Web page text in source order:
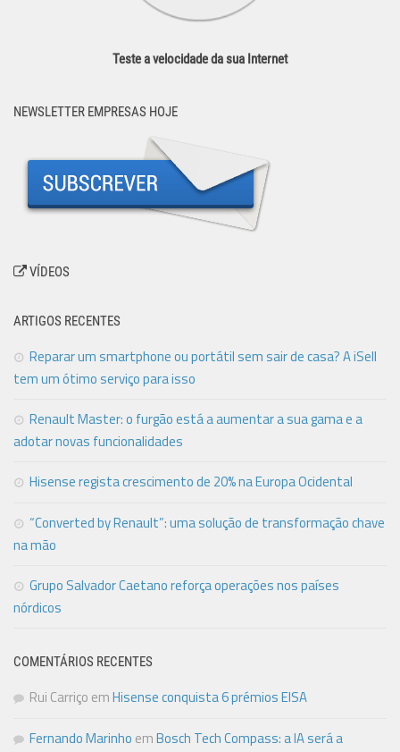
Teste a velocidade da sua Internet
NEWSLETTER EMPRESAS HOJE
VÍDEOS
ARTIGOS RECENTES
Reparar um smartphone ou portátil sem sair de casa? A iSell
tem um ótimo serviço para isso
Renault Master: o furgão está a aumentar a sua gama e a
adotar novas funcionalidades
Hisense regista crescimento de 20% na Europa Ocidental
“Converted by Renault”: uma solução de transformação chave
na mão
Grupo Salvador Caetano reforça operações nos países
nórdicos
COMENTÁRIOS RECENTES
Rui Carriço emHisense conquista 6 prémios EISA
Fernando Marinho emBosch Tech Compass: a IA será a